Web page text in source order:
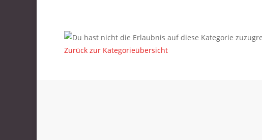
Zurück zur Kategorieübersicht